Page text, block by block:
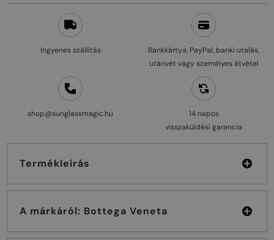
Ingyenes szállítás
Bankkártya, PayPal, banki utalás,
utánvét vagy személyes átvétel
shop@sunglassmagic.hu
14 napos
visszaküldési garancia
Termékleírás
A márkáról: Bottega Veneta